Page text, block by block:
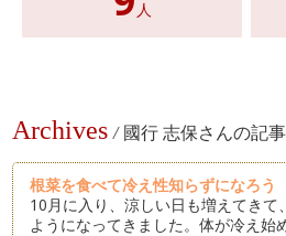
人
Archives / 國行 志保さんの記
根菜を食べて冷え性知らずになろう
10月に入り、涼しい日も増えてきて
ようになってきました。体が冷え始